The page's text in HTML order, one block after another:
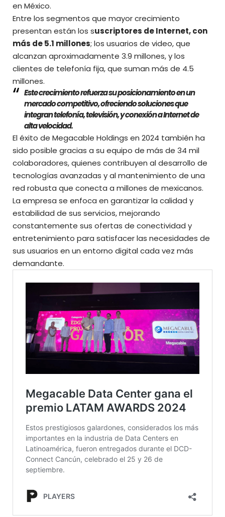
en México.
Entre los segmentos que mayor crecimiento
presentan están los suscriptores de Internet, con
más de 5.1 millones; los usuarios de video, que
alcanzan aproximadamente 3.9 millones, y los
clientes de telefonía fija, que suman más de 4.5
millones.
Este crecimiento refuerza su posicionamiento en un
mercado competitivo, ofreciendo soluciones que
integran telefonía, televisión, y conexión a Internet de
alta velocidad.
El éxito de Megacable Holdings en 2024 también ha
sido posible gracias a su equipo de más de 34 mil
colaboradores, quienes contribuyen al desarrollo de
tecnologías avanzadas y al mantenimiento de una
red robusta que conecta a millones de mexicanos.
La empresa se enfoca en garantizar la calidad y
estabilidad de sus servicios, mejorando
constantemente sus ofertas de conectividad y
entretenimiento para satisfacer las necesidades de
sus usuarios en un entorno digital cada vez más
demandante.